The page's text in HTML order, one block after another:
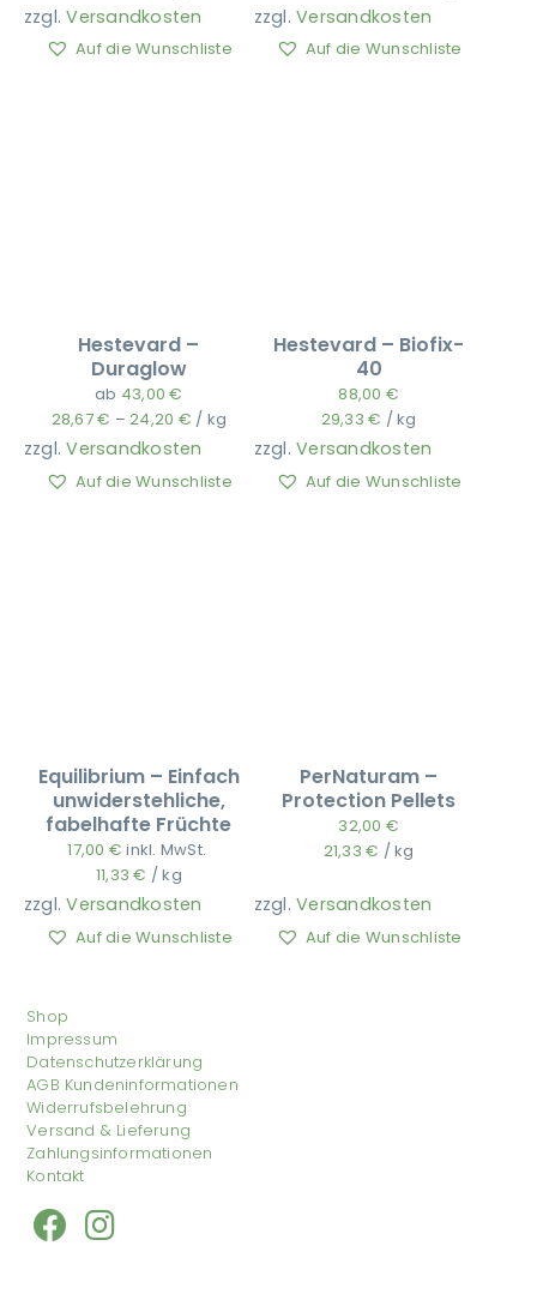
zzgl.Versandkosten
Auf die Wunschliste
zzgl.Versandkosten
Auf die Wunschliste
Hestevard –
Duraglow
ab 43,00€
28,67€ –24,20 € / kg
zzgl.Versandkosten
Auf die Wunschliste
Hestevard – Biofix-
40
88,00 €
29,33€ /kg
zzgl.Versandkosten
Auf die Wunschliste
Equilibrium – Einfach
unwiderstehliche,
fabelhafte Früchte
17,00 € inkl. MwSt.
11,33€ /kg
zzgl.Versandkosten
Auf die Wunschliste
PerNaturam –
Protection Pellets
32,00 €
21,33€ /kg
zzgl.Versandkosten
Auf die Wunschliste
Shop
Impressum
Datenschutzerklärung
AGB Kundeninformationen
Widerrufsbelehrung
Versand & Lieferung
Zahlungsinformationen
Kontakt